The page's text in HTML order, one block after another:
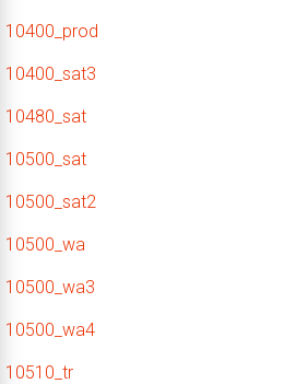
10400_prod
10400_sat3
10480_sat
10500_sat
10500_sat2
10500_wa
10500_wa3
10500_wa4
10510_tr